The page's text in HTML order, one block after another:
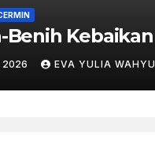
Benih Kebaikan
2026 EVA YULIA WAHYU